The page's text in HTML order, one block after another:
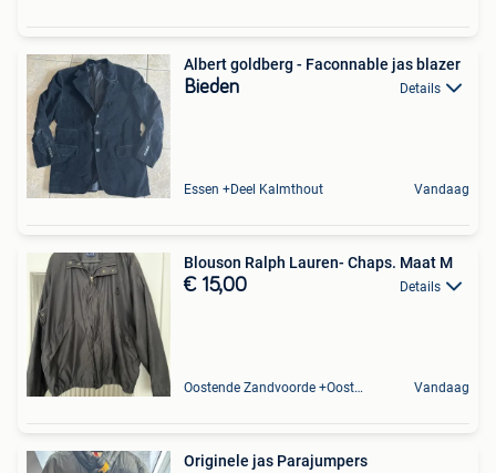
Albert goldberg - Faconnable jas blazer
Bieden Details
Essen +Deel Kalmthout Vandaag
Blouson Ralph Lauren- Chaps. Maat M
€ 15,00 Details
Oostende Zandvoorde +Oostende Vandaag
Originele jas Parajumpers